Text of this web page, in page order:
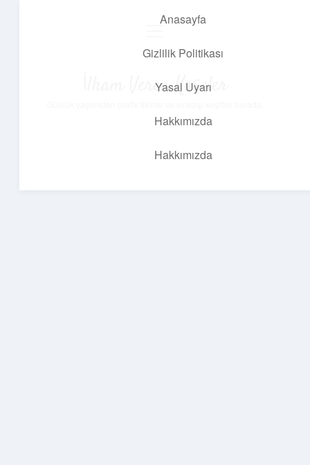
Anasayfa
Gizlilik Politikası
Yasal Uyarı
Hakkımızda
Hakkımızda
İlham Veren Köşeler